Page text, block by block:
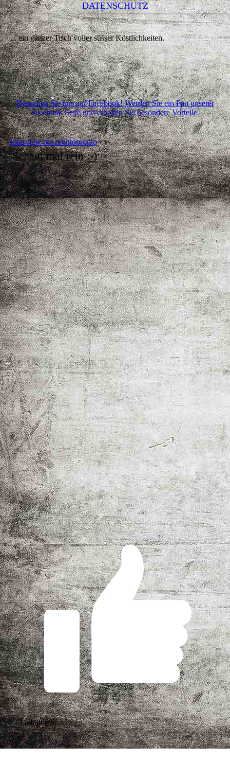
DATENSCHUTZ
... ein ganzer Tisch voller süsser Köstlichkeiten.
Besuchen Sie uns auf Facebook! Werden Sie ein Fan unserer
Facebook Seite und erhalten Sie besondere Vorteile.
Interview bei prontopronto
Schaut mal rein :-)
thetruebride
Gefällt mir